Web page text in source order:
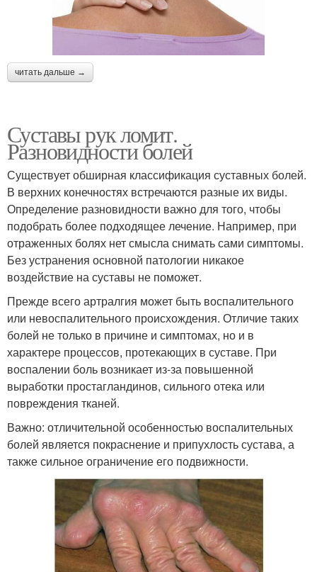
читать дальше →
Суставы рук ломит.
Разновидности болей
Существует обширная классификация суставных болей.
В верхних конечностях встречаются разные их виды.
Определение разновидности важно для того, чтобы
подобрать более подходящее лечение. Например, при
отраженных болях нет смысла снимать сами симптомы.
Без устранения основной патологии никакое
воздействие на суставы не поможет.
Прежде всего артралгия может быть воспалительного
или невоспалительного происхождения. Отличие таких
болей не только в причине и симптомах, но и в
характере процессов, протекающих в суставе. При
воспалении боль возникает из-за повышенной
выработки простагландинов, сильного отека или
повреждения тканей.
Важно: отличительной особенностью воспалительных
болей является покраснение и припухлость сустава, а
также сильное ограничение его подвижности.